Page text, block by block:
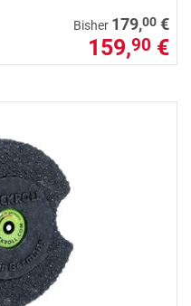
Bisher 179,00 €
159,90 €